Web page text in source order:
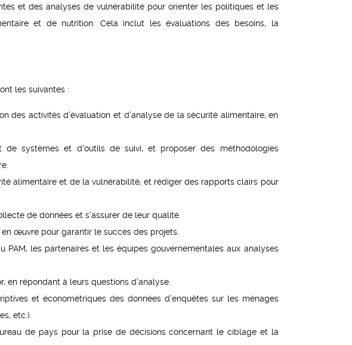
et des analyses de vulnérabilité pour orienter les politiques et les
et de nutrition. Cela inclut les évaluations des besoins, la
les suivantes :
des activités d’évaluation et d’analyse de la sécurité alimentaire, en
systèmes et d’outils de suivi, et proposer des méthodologies
alimentaire et de la vulnérabilité, et rédiger des rapports clairs pour
de données et s’assurer de leur qualité.
œuvre pour garantir le succès des projets.
PAM, les partenaires et les équipes gouvernementales aux analyses
en répondant à leurs questions d’analyse.
et économétriques des données d’enquêtes sur les ménages
etc.).
de pays pour la prise de décisions concernant le ciblage et la